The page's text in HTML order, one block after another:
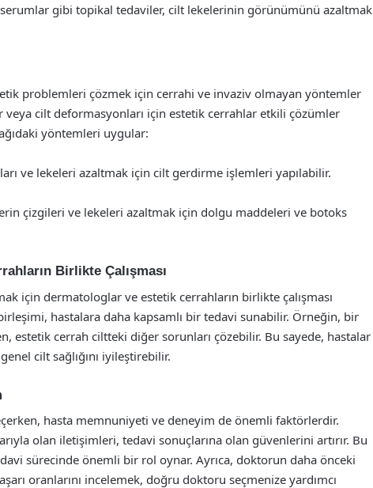
gibi topikal tedaviler, cilt lekelerinin görünümünü azaltmak
problemleri çözmek için cerrahi ve invaziv olmayan yöntemler
cilt deformasyonları için estetik cerrahlar etkili çözümler
yöntemleri uygular:
ve lekeleri azaltmak için cilt gerdirme işlemleri yapılabilir.
çizgileri ve lekeleri azaltmak için dolgu maddeleri ve botoks
Birlikte Çalışması
için dermatologlar ve estetik cerrahların birlikte çalışması
hastalara daha kapsamlı bir tedavi sunabilir. Örneğin, bir
estetik cerrah ciltteki diğer sorunları çözebilir. Bu sayede, hastalar
cilt sağlığını iyileştirebilir.
hasta memnuniyeti ve deneyim de önemli faktörlerdir.
olan iletişimleri, tedavi sonuçlarına olan güvenlerini artırır. Bu
sürecinde önemli bir rol oynar. Ayrıca, doktorun daha önceki
oranlarını incelemek, doğru doktoru seçmenize yardımcı